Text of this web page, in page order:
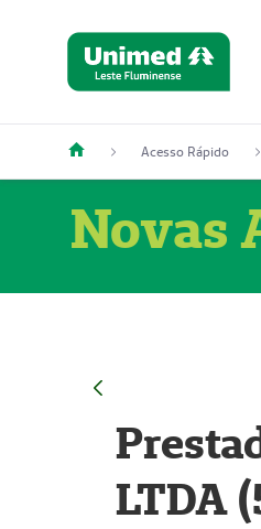
Acesso Rápido
Novas
LTDA